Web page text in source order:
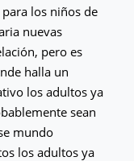
los niños de
nuevas
pero es
halla un
los adultos ya
sean
mundo
los adultos ya